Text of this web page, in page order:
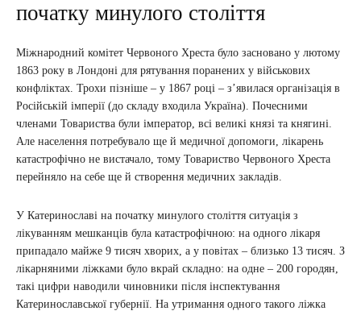
початку минулого століття
Міжнародний комітет Червоного Хреста було засновано у лютому
1863 року в Лондоні для рятування поранених у військових
конфліктах. Трохи пізніше – у 1867 році – з’явилася організація в
Російській імперії (до складу входила Україна). Почесними
членами Товариства були імператор, всі великі князі та княгині.
Але населення потребувало ще й медичної допомоги, лікарень
катастрофічно не вистачало, тому Товариство Червоного Хреста
перейняло на себе ще й створення медичних закладів.
У Катеринославі на початку минулого століття ситуація з
лікуванням мешканців була катастрофічною: на одного лікаря
припадало майже 9 тисяч хворих, а у повітах – близько 13 тисяч. З
лікарняними ліжками було вкрай складно: на одне – 200 городян,
такі цифри наводили чиновники після інспектування
Катеринославської губернії. На утримання одного такого ліжка